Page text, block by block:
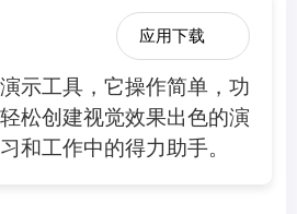
应用下载
示工具，它操作简单，功
松创建视觉效果出色的演
和工作中的得力助手。